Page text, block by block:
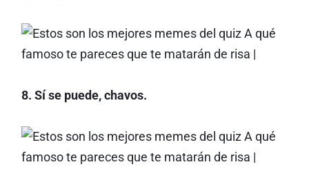
8. Sí se puede, chavos.